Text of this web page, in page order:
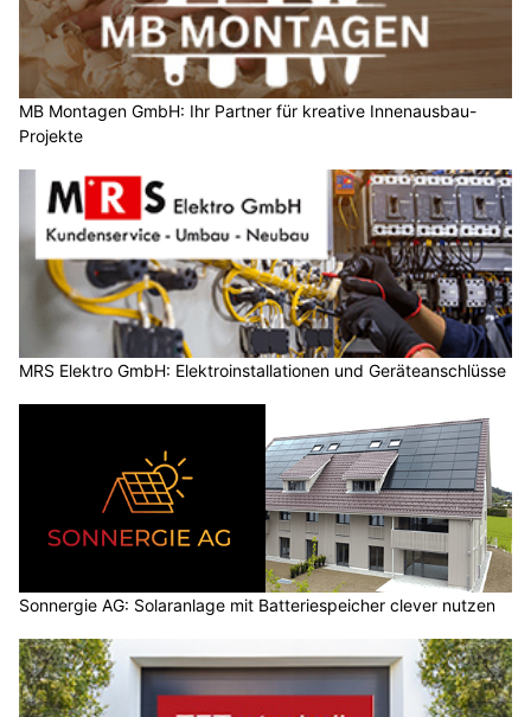
MB Montagen GmbH: Ihr Partner für kreative Innenausbau-
Projekte
MRS Elektro GmbH: Elektroinstallationen und Geräteanschlüsse
Sonnergie AG: Solaranlage mit Batteriespeicher clever nutzen